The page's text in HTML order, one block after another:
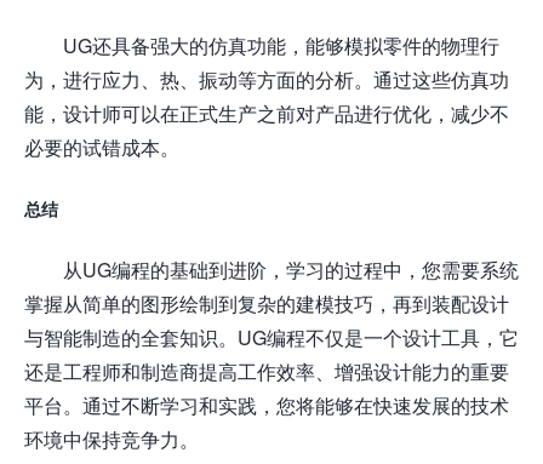
UG还具备强大的仿真功能，能够模拟零件的物理行
为，进行应力、热、振动等方面的分析。通过这些仿真功
能，设计师可以在正式生产之前对产品进行优化，减少不
必要的试错成本。
总结
从UG编程的基础到进阶，学习的过程中，您需要系统
掌握从简单的图形绘制到复杂的建模技巧，再到装配设计
与智能制造的全套知识。UG编程不仅是一个设计工具，它
还是工程师和制造商提高工作效率、增强设计能力的重要
平台。通过不断学习和实践，您将能够在快速发展的技术
环境中保持竞争力。